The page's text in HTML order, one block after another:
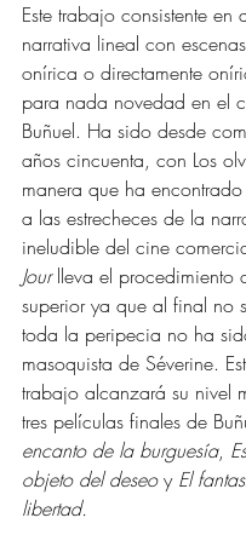
Este trabajo consistente en
narrativa lineal con
onírica o directamente
para nada novedad en el
Buñuel. Ha sido desde
años cincuenta, con Los
manera que ha
a las estrecheces de la
ineludible del cine
Jour lleva el procedimiento
superior ya que al final no
toda la peripecia no ha
masoquista de Séverine.
trabajo alcanzará su nivel
tres películas finales de
encanto de la burguesía,
objeto del deseo y El
libertad.